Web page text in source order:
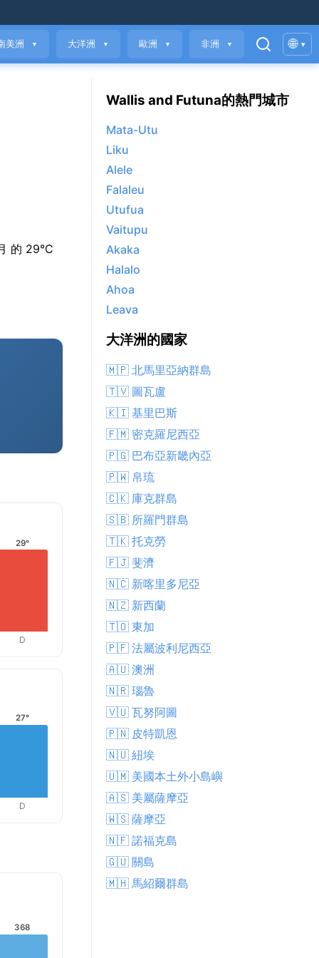
美洲 ▼ 大洋洲 ▼ 歐洲 ▼ 非洲 ▼ 🌐 ▾
的 29°C
29°
D
27°
D
368
Wallis and Futuna的熱門城市
Mata-Utu
Liku
Alele
Falaleu
Utufua
Vaitupu
Akaka
Halalo
Ahoa
Leava
大洋洲的國家
🇲🇵 北馬里亞納群島
🇹🇻 圖瓦盧
🇰🇮 基里巴斯
🇫🇲 密克羅尼西亞
🇵🇬 巴布亞新畿內亞
🇵🇼 帛琉
🇨🇰 庫克群島
🇸🇧 所羅門群島
🇹🇰 托克勞
🇫🇯 斐濟
🇳🇨 新喀里多尼亞
🇳🇿 新西蘭
🇹🇴 東加
🇵🇫 法屬波利尼西亞
🇦🇺 澳洲
🇳🇷 瑙魯
🇻🇺 瓦努阿圖
🇵🇳 皮特凱恩
🇳🇺 紐埃
🇺🇲 美國本土外小島嶼
🇦🇸 美屬薩摩亞
🇼🇸 薩摩亞
🇳🇫 諾福克島
🇬🇺 關島
🇲🇭 馬紹爾群島